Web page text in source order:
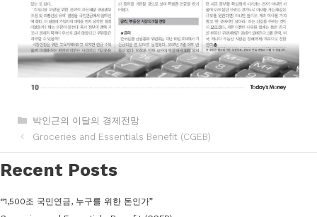
카
테
박인근의 이달의 경제전망
Groceries and Essentials Benefit (CGEB)
Recent Posts
“1,500조 국민연금, 누구를 위한 돈인가”